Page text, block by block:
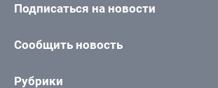
Подписаться на новости
Сообщить новость
Рубрики